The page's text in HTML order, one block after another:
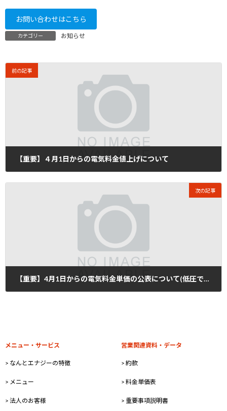
お問い合わせはこちら
カテゴリー お知らせ
前の記事
【重要】４月1日からの電気料金値上げについて
次の記事
【重要】4月1日からの電気料金単価の公表について(低圧で電気をお使いのお客さま)
メニュー・サービス
> なんとエナジーの特徴
> メニュー
> 法人のお客様
営業関連資料・データ
> 約款
> 料金単価表
> 重要事項説明書